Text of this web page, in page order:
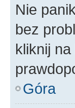
Nie
bez
kliknij na
Góra